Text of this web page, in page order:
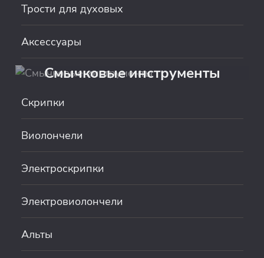
Трости для духовых
Аксессуары
Смычковые инструменты
Скрипки
Виолончели
Электроскрипки
Электровиолончели
Альты